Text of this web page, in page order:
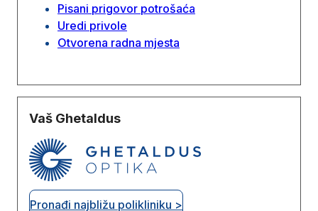
Pisani prigovor potrošaća
Uredi privole
Otvorena radna mjesta
Vaš Ghetaldus
Pronađi najbližu polikliniku >